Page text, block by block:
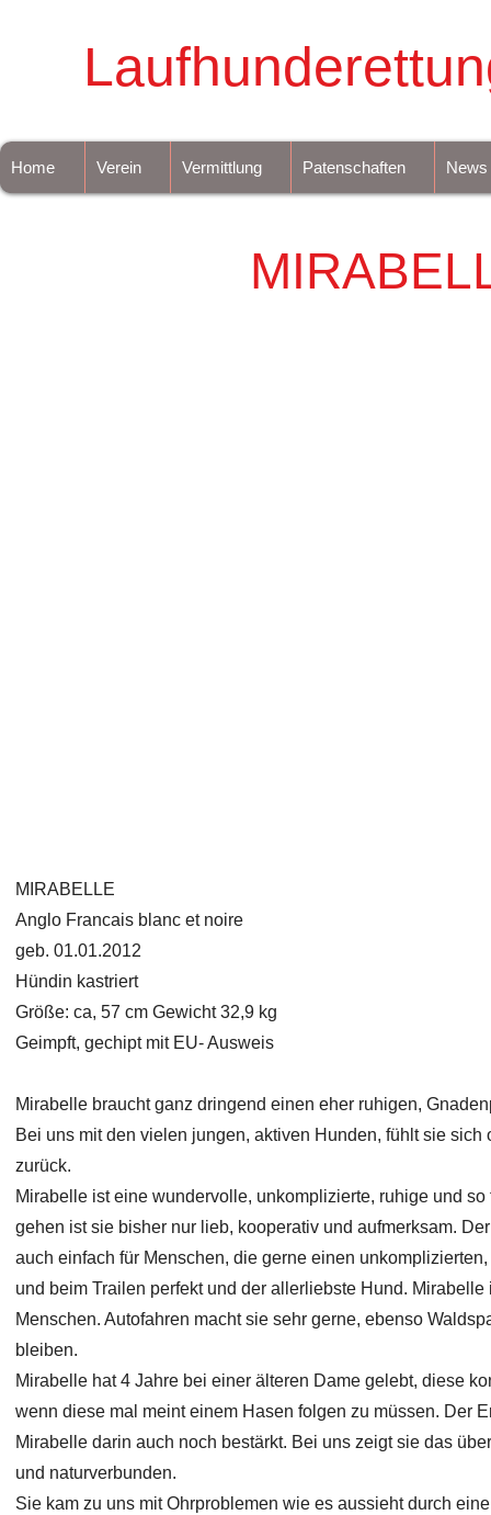
Home Verein Vermittlung Patenschaften News
MIRABELLE
Anglo Francais blanc et noire
geb. 01.01.2012
Hündin kastriert
Größe: ca, 57 cm Gewicht 32,9 kg
Geimpft, gechipt mit EU- Ausweis
Mirabelle braucht ganz dringend einen eher ruhigen,
Bei uns mit den vielen jungen, aktiven Hunden, fühlt sie
zurück.
Mirabelle ist eine wundervolle, unkomplizierte, ruhige und
gehen ist sie bisher nur lieb, kooperativ und aufmerksam.
auch einfach für Menschen, die gerne einen
und beim Trailen perfekt und der allerliebste Hund.
Menschen. Autofahren macht sie sehr gerne, ebenso
bleiben.
Mirabelle hat 4 Jahre bei einer älteren Dame gelebt, diese
wenn diese mal meint einem Hasen folgen zu müssen. Der
Mirabelle darin auch noch bestärkt. Bei uns zeigt sie das
und naturverbunden.
Sie kam zu uns mit Ohrproblemen wie es aussieht durch